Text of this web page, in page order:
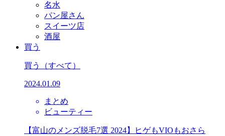
名水
パン屋さん
スイーツ店
酒屋
買う
買う （すべて）
2024.01.09
まとめ
ビューティー
【富山のメンズ脱毛7選 2024】ヒゲもVIOもおさら